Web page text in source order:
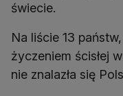
świecie.
Na liście 13
życzeniem ścisłej
nie znalazła się